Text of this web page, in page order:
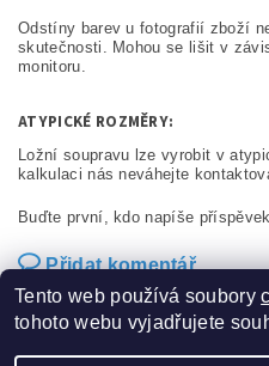
Odstíny barev u fotografií zboží
skutečnosti. Mohou se lišit v
monitoru.
ATYPICKÉ ROZMĚRY:
Ložní soupravu lze vyrobit v
kalkulaci nás neváhejte
Buďte první, kdo napíše
Přidat komentář
Tento web používá soubory
tohoto webu vyjadřujete